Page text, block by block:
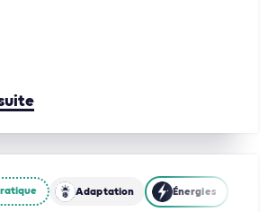
Adaptation Énergies